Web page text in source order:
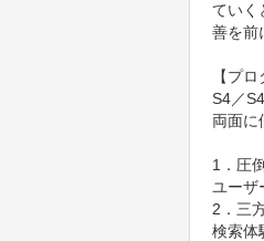
ていく
善を前
【プ
S4／
両面に
1．圧
ユーザ
2．三
検索体